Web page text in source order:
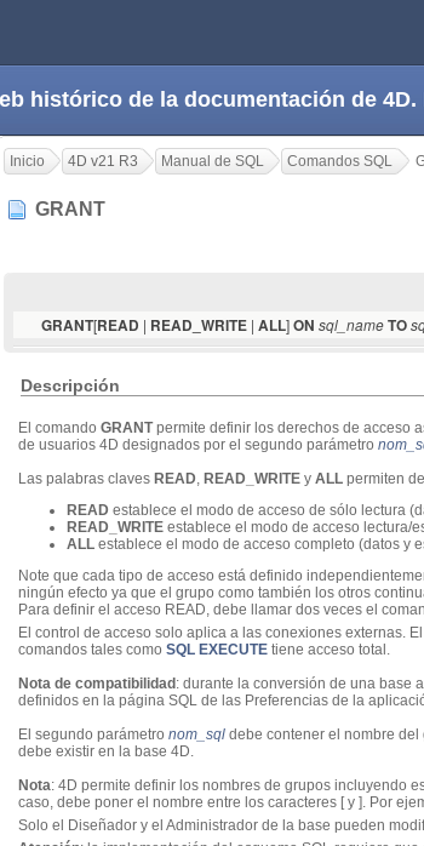
histórico de la documentación de
Inicio 4D v21 R3 Manual de SQL Comandos SQL
GRANT
GRANT[READ | READ_WRITE | ALL]ON sql_nameTO
Descripción
El comando GRANTpermite definir los derechos de acceso
de usuarios 4D designados por el segundo parámetro
Las palabras claves READ, READ_WRITE y ALL permiten
READ establece el modo de acceso de sólo lectura
READ_WRITE establece el modo de acceso lectura/
ALL establece el modo de acceso completo (datos y
Note que cada tipo de acceso está definido
ningún efecto ya que el grupo como también los otros
Para definir el acceso READ, debe llamar dos veces el
El control de acceso solo aplica a las conexiones externas.
comandos tales como SQL EXECUTE tiene acceso total.
Nota de compatibilidad : durante la conversión de una base
definidos en la página SQL de las Preferencias de la
El segundo parámetro nom_sql debe contener el nombre
debe existir en la base 4D.
Nota: 4D permite definir los nombres de grupos incluyendo
caso, debe poner el nombre entre los caracteres [ y ]. Por
Solo el Diseñador y el Administrador de la base pueden